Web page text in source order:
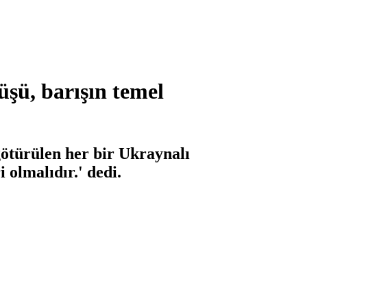
barışın temel
her bir Ukraynalı
olmalıdır.' dedi.